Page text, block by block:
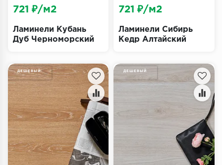
Плинтус
Подложка
Ламинели Кубань
Дуб Черноморский
721 ₽/м2
Ламинели Сибирь
Кедр Алтайский
721 ₽/м2
ДЕШЕВЫЙ ДЕШЕВЫЙ